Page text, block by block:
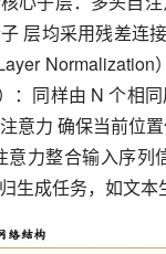
层均采用残差连
Normalization
：同样由 N 个相
意力 确保当前位
意力整合输入序列
生成任务，如文本